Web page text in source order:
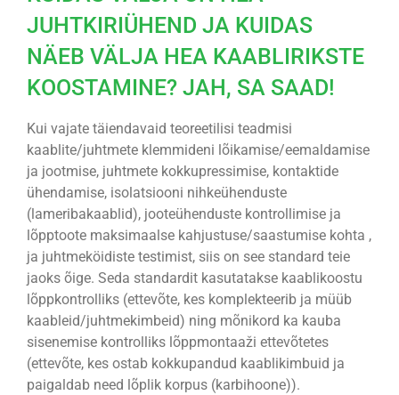
JUHTKIRIÜHEND JA KUIDAS
NÄEB VÄLJA HEA KAABLIRIKSTE
KOOSTAMINE? JAH, SA SAAD!
Kui vajate täiendavaid teoreetilisi teadmisi
kaablite/juhtmete klemmideni lõikamise/eemaldamise
ja jootmise, juhtmete kokkupressimise, kontaktide
ühendamise, isolatsiooni nihkeühenduste
(lameribakaablid), jooteühenduste kontrollimise ja
lõpptoote maksimaalse kahjustuse/saastumise kohta ,
ja juhtmeköidiste testimist, siis on see standard teie
jaoks õige. Seda standardit kasutatakse kaablikoostu
lõppkontrolliks (ettevõte, kes komplekteerib ja müüb
kaableid/juhtmekimbeid) ning mõnikord ka kauba
sisenemise kontrolliks lõppmontaaži ettevõtetes
(ettevõte, kes ostab kokkupandud kaablikimbuid ja
paigaldab need lõplik korpus (karbihoone)).